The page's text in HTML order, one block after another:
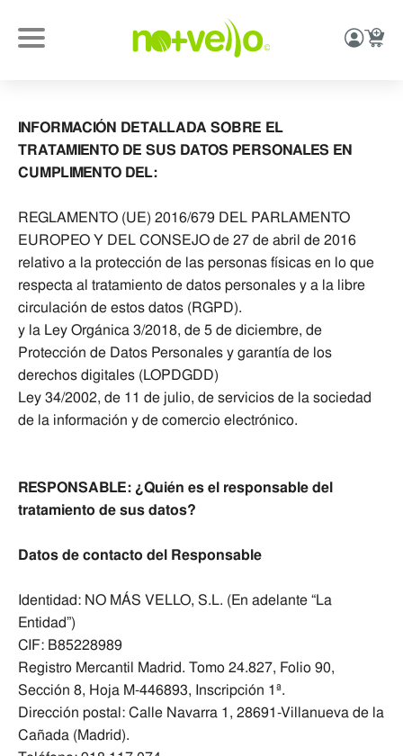
INFORMACIÓN DETALLADA SOBRE EL
TRATAMIENTO DE SUS DATOS PERSONALES EN
CUMPLIMENTO DEL:
REGLAMENTO (UE) 2016/679 DEL PARLAMENTO
EUROPEO Y DEL CONSEJO de 27 de abril de 2016
relativo a la protección de las personas físicas en lo que
respecta al tratamiento de datos personales y a la libre
circulación de estos datos (RGPD).
y la Ley Orgánica 3/2018, de 5 de diciembre, de
Protección de Datos Personales y garantía de los
derechos digitales (LOPDGDD)
Ley 34/2002, de 11 de julio, de servicios de la sociedad
de la información y de comercio electrónico.
RESPONSABLE: ¿Quién es el responsable del
tratamiento de sus datos?
Datos de contacto del Responsable
Identidad: NO MÁS VELLO, S.L. (En adelante “La
Entidad”)
CIF: B85228989
Registro Mercantil Madrid. Tomo 24.827, Folio 90,
Sección 8, Hoja M-446893, Inscripción 1ª.
Dirección postal: Calle Navarra 1, 28691-Villanueva de la
Cañada (Madrid).